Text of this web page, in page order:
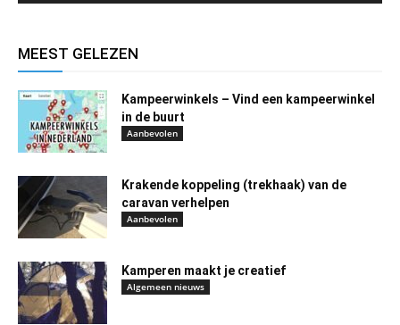
MEEST GELEZEN
Kampeerwinkels – Vind een kampeerwinkel
in de buurt
Aanbevolen
Krakende koppeling (trekhaak) van de
caravan verhelpen
Aanbevolen
Kamperen maakt je creatief
Algemeen nieuws